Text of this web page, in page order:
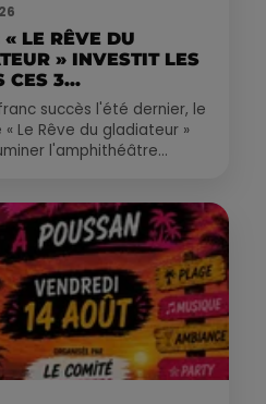
« LE RÊVE DU
» INVESTIT LES
CES 3...
succès l'été dernier, le
Le Rêve du gladiateur »
l'amphithéâtre